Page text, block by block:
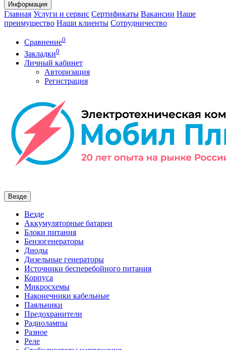
Информация
Главная Услуги и сервис Сертификаты Вакансии Наше
преимущество Наши клиенты Сотрудничество
Сравнение0
Закладки0
Личный кабинет
Авторизация
Регистрация
Везде
Везде
Аккумуляторные батареи
Блоки питания
Бензогенераторы
Диоды
Дизельные генераторы
Источники бесперебойного питания
Корпуса
Микросхемы
Наконечники кабельные
Паяльники
Предохранители
Радиолампы
Разное
Реле